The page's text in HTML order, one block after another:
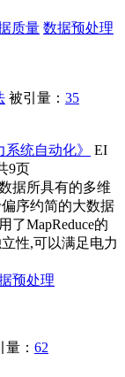
质量 数据预处理
被引量： 35
系统自动化》
EI
9页
据所具有的多维
序约简的大数据
了MapReduce的
性,可以满足电力
预处理
量： 62